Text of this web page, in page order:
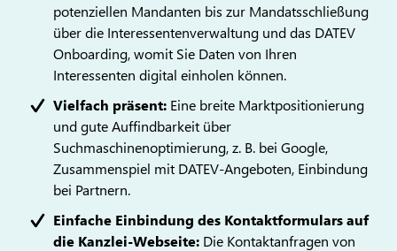
potenziellen Mandanten bis zur Mandatsschließung
über die Interessentenverwaltung und das DATEV
Onboarding, womit Sie Daten von Ihren
Interessenten digital einholen können.
Vielfach präsent: Eine breite Marktpositionierung
und gute Auffindbarkeit über
Suchmaschinenoptimierung, z. B. bei Google,
Zusammenspiel mit DATEV-Angeboten, Einbindung
bei Partnern.
Einfache Einbindung des Kontaktformulars auf
die Kanzlei-Webseite: Die Kontaktanfragen von